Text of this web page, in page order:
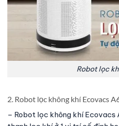
Robot lọc
2. Robot lọc không khí Ecovacs
– Robot lọc không khí